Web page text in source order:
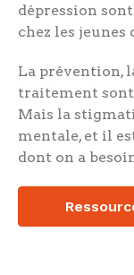
dépression
chez les jeunes
La prévention,
traitement sont
Mais la
mentale, et il
dont on a